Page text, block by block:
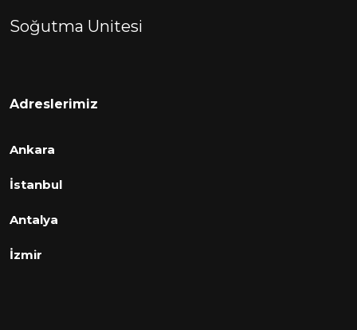
Soğutma Unitesi
Adreslerimiz
Ankara
İstanbul
Antalya
İzmir